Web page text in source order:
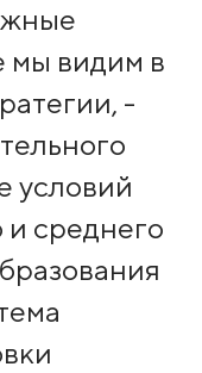
мы видим в
-
условий
среднего